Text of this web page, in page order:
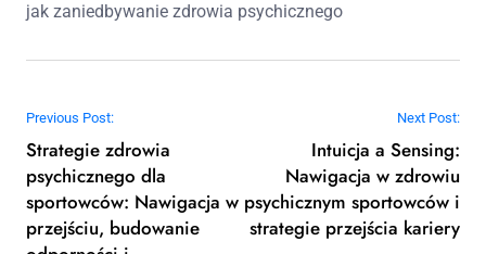
jak zaniedbywanie zdrowia psychicznego
Post navigation
Previous Post:
Strategie zdrowia
psychicznego dla
sportowców: Nawigacja w
przejściu, budowanie
Next Post:
Intuicja a Sensing:
Nawigacja w zdrowiu
psychicznym sportowców i
strategie przejścia kariery